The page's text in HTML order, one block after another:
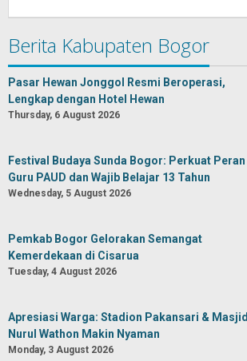
Saputra
Berita Kabupaten Bogor
Pasar Hewan Jonggol Resmi Beroperasi,
Lengkap dengan Hotel Hewan
Thursday, 6 August 2026
Festival Budaya Sunda Bogor: Perkuat Peran
Guru PAUD dan Wajib Belajar 13 Tahun
Wednesday, 5 August 2026
Pemkab Bogor Gelorakan Semangat
Kemerdekaan di Cisarua
Tuesday, 4 August 2026
Apresiasi Warga: Stadion Pakansari & Masjid
Nurul Wathon Makin Nyaman
Monday, 3 August 2026